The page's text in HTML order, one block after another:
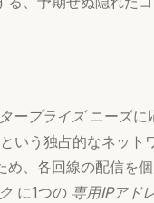
ープライズニーズに
いう独占的なネット
め、各回線の配信を
に1つの 専用IPアド